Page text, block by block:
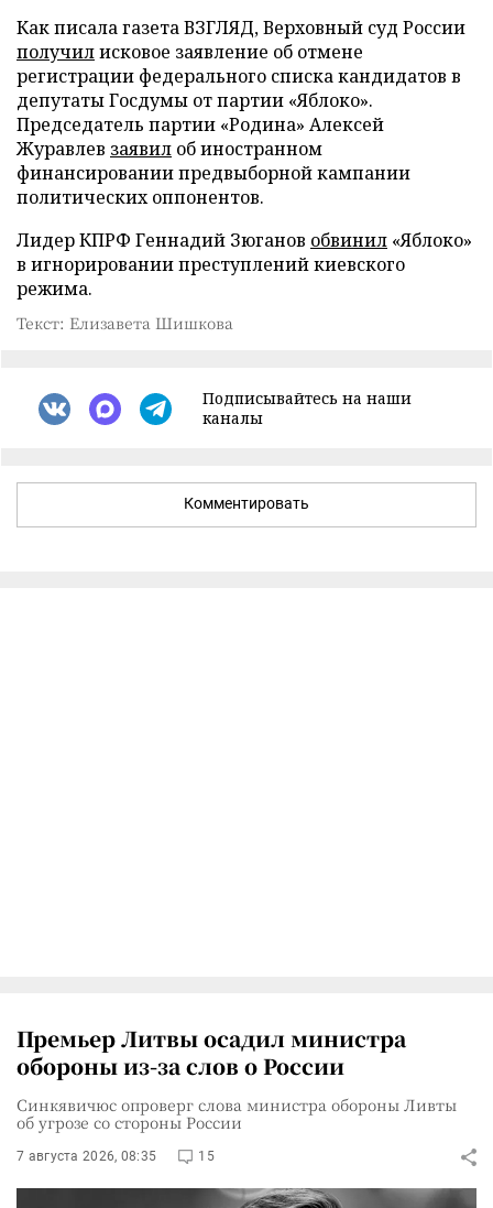
Как писала газета ВЗГЛЯД, Верховный суд России
получилисковое заявление об отмене
регистрации федерального списка кандидатов в
депутаты Госдумы от партии «Яблоко».
Председатель партии «Родина» Алексей
Журавлев заявил об иностранном
финансировании предвыборной кампании
политических оппонентов.
Лидер КПРФ Геннадий Зюганов обвинил «Яблоко»
в игнорировании преступлений киевского
режима.
Текст: Елизавета Шишкова
Подписывайтесь на наши
каналы
Комментировать
Премьер Литвы осадил министра
обороны из-за слов о России
Синкявичюс опроверг слова министра обороны Ливты
об угрозе со стороны России
7 августа 2026, 08:35 15